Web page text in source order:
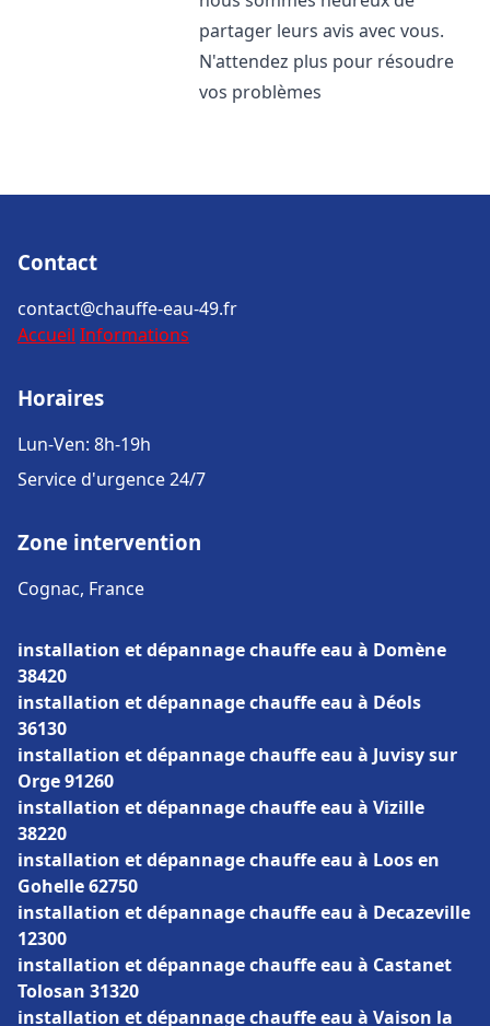
partager leurs avis avec vous.
N'attendez plus pour résoudre
vos problèmes
Contact
contact@chauffe-eau-49.fr
Accueil Informations
Horaires
Lun-Ven: 8h-19h
Service d'urgence 24/7
Zone intervention
Cognac, France
installation et dépannage chauffe eau à Domène
38420
installation et dépannage chauffe eau à Déols
36130
installation et dépannage chauffe eau à Juvisy sur
Orge 91260
installation et dépannage chauffe eau à Vizille
38220
installation et dépannage chauffe eau à Loos en
Gohelle 62750
installation et dépannage chauffe eau à Decazeville
12300
installation et dépannage chauffe eau à Castanet
Tolosan 31320
installation et dépannage chauffe eau à Vaison la